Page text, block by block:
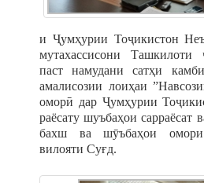
и Ҷумҳурии Тоҷикистон
мутахассисони Ташкилоти
паст намудани сатҳи
амалисозии лоиҳаи
оморӣ дар Ҷумҳурии
раёсату шуъбаҳои сарраёсат
бахш ва шӯъбаҳои
вилояти Суғд.